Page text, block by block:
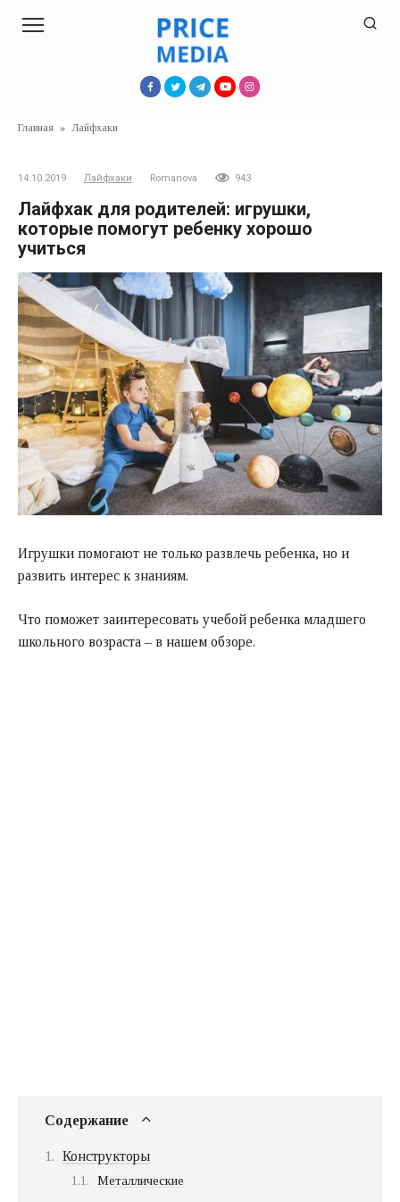
Главная » Лайфхаки
14.10.2019 Лайфхаки Romanova 943
Лайфхак для родителей: игрушки,
которые помогут ребенку хорошо
учиться
Игрушки помогают не только развлечь ребенка, но и
развить интерес к знаниям.
Что поможет заинтересовать учебой ребенка младшего
школьного возраста – в нашем обзоре.
Содержание
Конструкторы
Металлические